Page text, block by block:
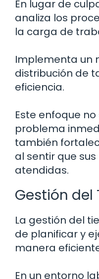
En lugar de
analiza los
la carga de
Implementa un
distribución de
eficiencia.
Este enfoque
problema
también
al sentir que
atendidas.
Gestión del
La gestión del
de planificar y
manera
En un entorno